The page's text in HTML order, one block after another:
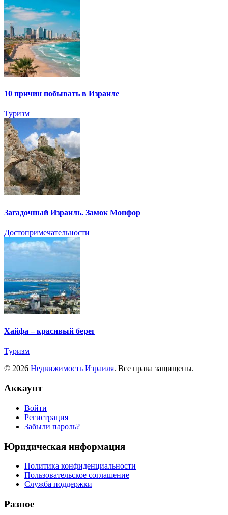
10 причин побывать в Израиле
Туризм
Загадочный Израиль. Замок Монфор
Достопримечательности
Хайфа – красивый берег
Туризм
© 2026 Недвижимость Израиля. Все права защищены.
Аккаунт
Войти
Регистрация
Забыли пароль?
Юридическая информация
Политика конфиденциальности
Пользовательское соглашение
Служба поддержки
Разное